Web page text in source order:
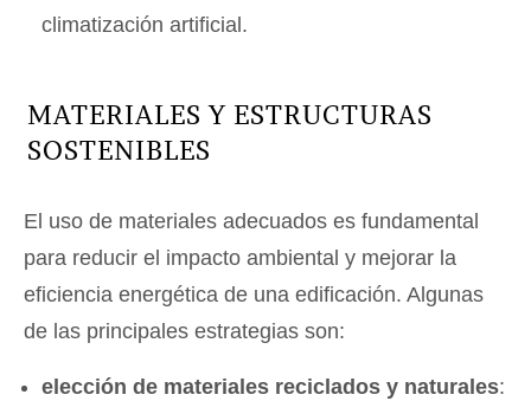
climatización artificial.
MATERIALES Y ESTRUCTURAS
SOSTENIBLES
El uso de materiales adecuados es fundamental
para reducir el impacto ambiental y mejorar la
eficiencia energética de una edificación. Algunas
de las principales estrategias son:
elección de materiales reciclados y naturales: